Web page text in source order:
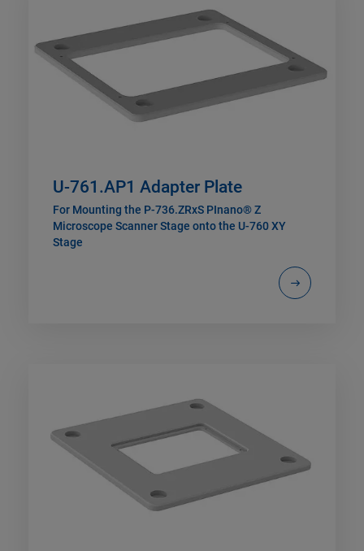
U-761.AP1 Adapter Plate
For Mounting the P-736.ZRxS PInano® Z
Microscope Scanner Stage onto the U-760 XY
Stage